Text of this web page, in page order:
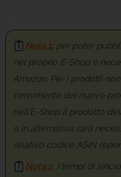
Nota 1:per poter
nel proprio E-Shop è
Amazon. Per i prodotti
censimento del nuovo
nell'E-Shop il prodotto
o in alternativa sarà
relativo codice ASIN
Nota 2: I tempi di